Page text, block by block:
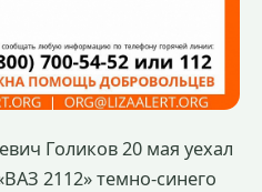
Голиков 20 мая уехал
2112» темно-синего